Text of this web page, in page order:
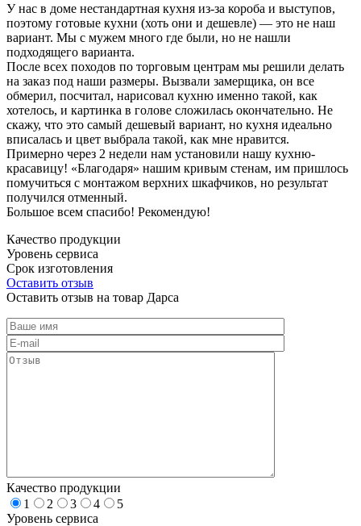
У нас в доме нестандартная кухня из-за короба и выступов,
поэтому готовые кухни (хоть они и дешевле) — это не наш
вариант. Мы с мужем много где были, но не нашли
подходящего варианта.
После всех походов по торговым центрам мы решили делать
на заказ под наши размеры. Вызвали замерщика, он все
обмерил, посчитал, нарисовал кухню именно такой, как
хотелось, и картинка в голове сложилась окончательно. Не
скажу, что это самый дешевый вариант, но кухня идеально
вписалась и цвет выбрала такой, как мне нравится.
Примерно через 2 недели нам установили нашу кухню-
красавицу! «Благодаря» нашим кривым стенам, им пришлось
помучиться с монтажом верхних шкафчиков, но результат
получился отменный.
Большое всем спасибо! Рекомендую!
Качество продукции
Уровень сервиса
Срок изготовления
Оставить отзыв
Оставить отзыв на товар Дарса
Качество продукции
1
2 3 4
5
Уровень сервиса